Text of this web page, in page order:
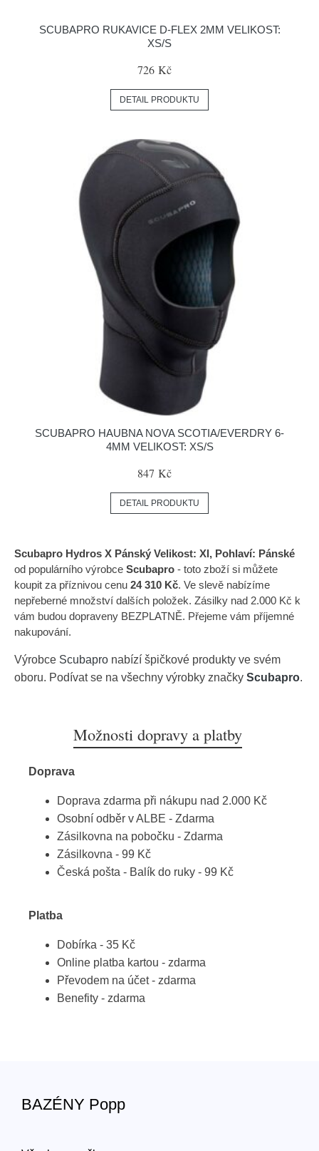
SCUBAPRO RUKAVICE D-FLEX 2MM VELIKOST:
XS/S
726 Kč
DETAIL PRODUKTU
SCUBAPRO HAUBNA NOVA SCOTIA/EVERDRY 6-
4MM VELIKOST: XS/S
847 Kč
DETAIL PRODUKTU
Scubapro Hydros X Pánský Velikost: Xl, Pohlaví: Pánské
od populárního výrobce Scubapro - toto zboží si můžete
koupit za příznivou cenu 24 310 Kč. Ve slevě nabízíme
nepřeberné množství dalších položek. Zásilky nad 2.000 Kč k
vám budou dopraveny BEZPLATNĚ. Přejeme vám příjemné
nakupování.
Výrobce Scubapro nabízí špičkové produkty ve svém
oboru. Podívat se na všechny výrobky značky Scubapro.
Možnosti dopravy a platby
Doprava
Doprava zdarma při nákupu nad 2.000 Kč
Osobní odběr v ALBE - Zdarma
Zásilkovna na pobočku - Zdarma
Zásilkovna - 99 Kč
Česká pošta - Balík do ruky - 99 Kč
Platba
Dobírka - 35 Kč
Online platba kartou - zdarma
Převodem na účet - zdarma
Benefity - zdarma
BAZÉNY Popp